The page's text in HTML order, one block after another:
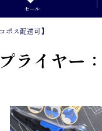
セール
ポス配送可】
ライヤー